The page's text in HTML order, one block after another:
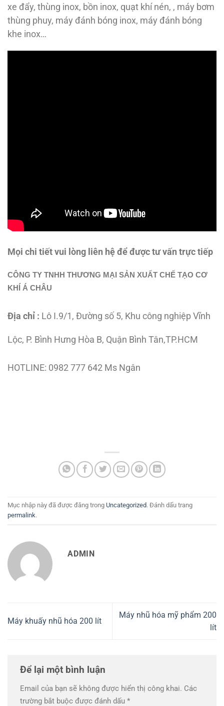
xe đẩy, thùng inox, bồn inox, quạt khí nén, , máy bơm
thùng phuy, máy đánh bóng inox, máy đánh bóng
khe inox…
Mọi chi tiết vui lòng liên hệ để được tư vấn trực tiếp
CÔNG TY TNHH THƯƠNG MẠI SẢN XUẤT CHẾ TẠO CƠ
KHÍ Á CHÂU
Địa chỉ : Lô I.9/1, Đường số 5, Khu công nghiệp Vĩnh
Lộc, P. Bình Hưng Hòa B, Quận Bình Tân,TP.HCM
HOTLINE: 0982 777 642 Ms Ngân
Mục nhập này đã được đăng trong Uncategorized. Đánh dấu trang
permalink.
ADMIN
Máy khuấy nhũ hóa 200 lít
Máy nhũ hóa mỹ phẩm 200
lít
Để lại một bình luận
Email của bạn sẽ không được hiển thị công khai. Các
trường bắt buộc được đánh dấu *